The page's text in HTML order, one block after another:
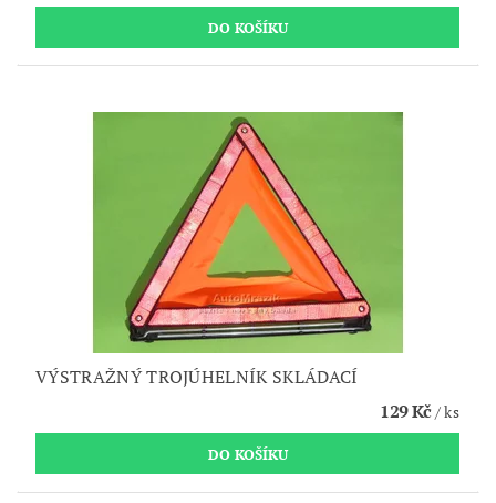
VÝSTRAŽNÝ TROJÚHELNÍK SKLÁDACÍ
129 Kč/ ks